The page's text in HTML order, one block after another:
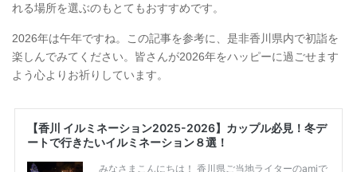
れる場所を選ぶのもとてもおすすめです。
2026年は午年ですね。この記事を参考に、是非香川県内で初詣を
楽しんでみてください。皆さんが2026年をハッピーに過ごせます
よう心よりお祈りしています。